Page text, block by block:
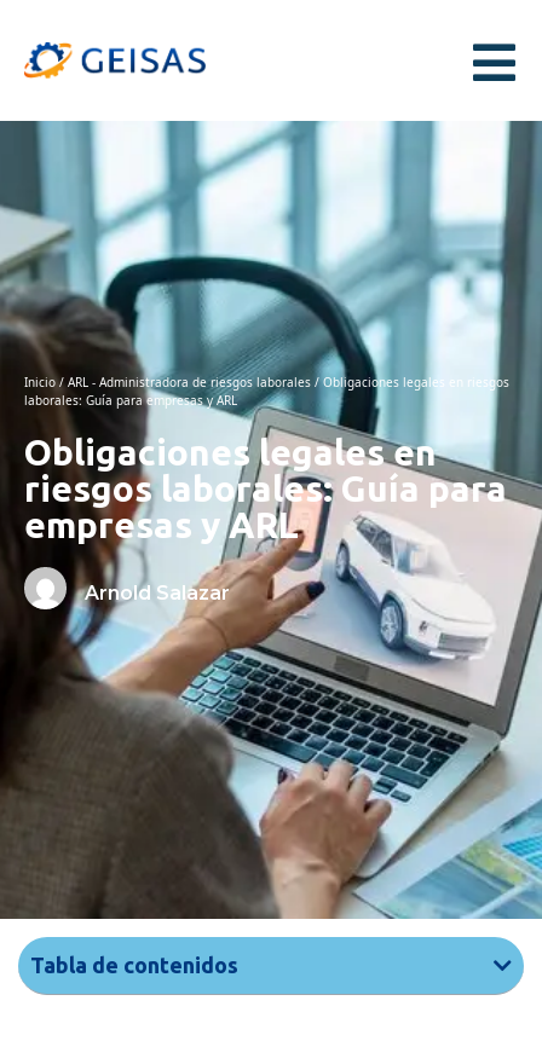
Inicio/ ARL - Administradora de riesgos laborales / Obligaciones legales en riesgos
laborales: Guía para empresas y ARL
Obligaciones legales en
riesgos laborales: Guía para
empresas y ARL
Arnold Salazar
Tabla de contenidos